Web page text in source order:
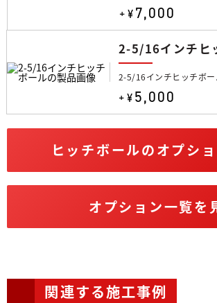
+¥7,000
2-5/16インチヒ
2-5/16インチヒッチボー
+¥5,000
ヒッチボールのオプシ
オプション一覧を
関連する施工事例